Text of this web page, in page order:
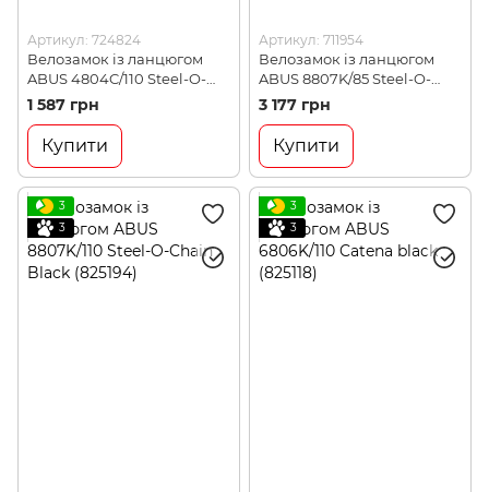
Артикул: 724824
Велозамок із ланцюгом
ABUS 4804C/110 Steel-O-
Chain Black (724824)
1 587 грн
Купити
Артикул: 711954
Велозамок із ланцюгом
ABUS 8807K/85 Steel-O-
Chain Black (711954)
3 177 грн
Купити
3
3
3
3